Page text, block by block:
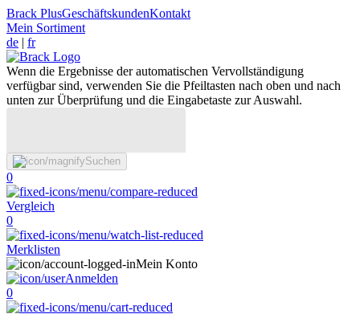
Brack PlusGeschäftskundenKontakt
Mein Sortiment
de | fr
Wenn die Ergebnisse der automatischen Vervollständigung
verfügbar sind, verwenden Sie die Pfeiltasten nach oben und nach
unten zur Überprüfung und die Eingabetaste zur Auswahl.
Suchen
0
Vergleich
0
Merklisten
Mein Konto
Anmelden
0